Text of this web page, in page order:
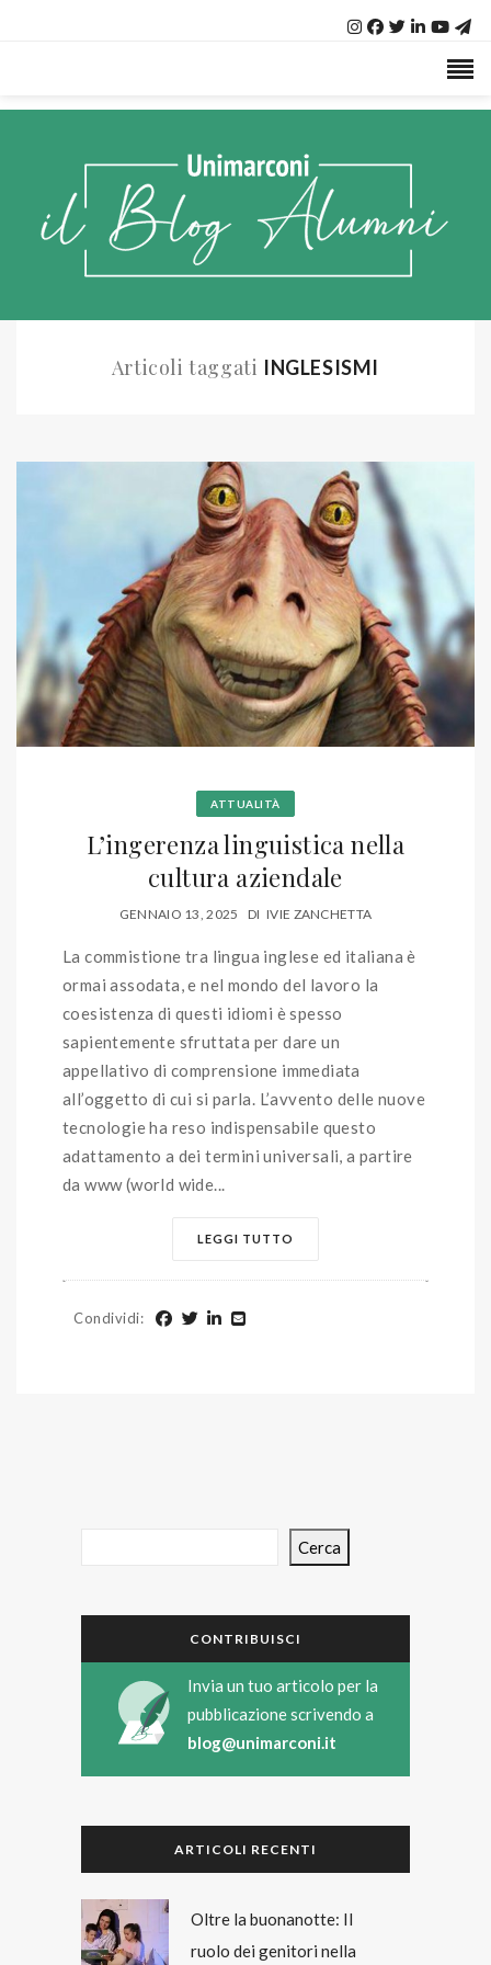
Articoli taggati INGLESISMI
ATTUALITÀ
L’ingerenza linguistica nella
cultura aziendale
GENNAIO 13, 2025 DI IVIE ZANCHETTA
La commistione tra lingua inglese ed italiana è
ormai assodata, e nel mondo del lavoro la
coesistenza di questi idiomi è spesso
sapientemente sfruttata per dare un
appellativo di comprensione immediata
all’oggetto di cui si parla. L’avvento delle nuove
tecnologie ha reso indispensabile questo
adattamento a dei termini universali, a partire
da www (world wide...
LEGGI TUTTO
Condividi:
Cerca
CONTRIBUISCI
Invia un tuo articolo per la
pubblicazione scrivendo a
blog@unimarconi.it
ARTICOLI RECENTI
Oltre la buonanotte: Il
ruolo dei genitori nella